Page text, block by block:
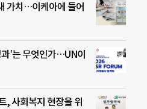
가치…이케아에 들어
’는 무엇인가…UN이
, 사회복지 현장을 위